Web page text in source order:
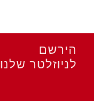
הירשם
לניוזלטר שלנו